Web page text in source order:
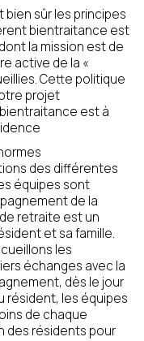
notre
l’article L. 223-2
pouvez vous
démarchage
bien sûr les principes
bientraitance est
la mission est de
active de la «
Cette politique
projet
est à
des différentes
équipes sont
de la
retraite est un
et sa famille.
les
échanges avec la
dès le jour
résident, les équipes
de chaque
des résidents pour